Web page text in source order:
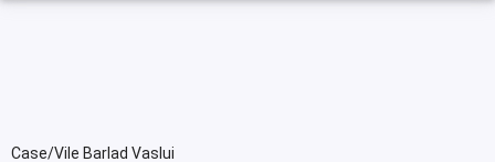
Case/Vile Barlad Vaslui